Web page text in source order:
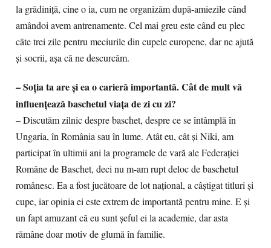
la grădiniță, cine o ia, cum ne organizăm după-amiezile când
amândoi avem antrenamente. Cel mai greu este când eu plec
câte trei zile pentru meciurile din cupele europene, dar ne ajută
și socrii, așa că ne descurcăm.
– Soția ta are și ea o carieră importantă. Cât de mult vă
influențează baschetul viața de zi cu zi?
– Discutăm zilnic despre baschet, despre ce se întâmplă în
Ungaria, în România sau în lume. Atât eu, cât și Niki, am
participat în ultimii ani la programele de vară ale Federației
Române de Baschet, deci nu m-am rupt deloc de baschetul
românesc. Ea a fost jucătoare de lot național, a câștigat titluri și
cupe, iar opinia ei este extrem de importantă pentru mine. E și
un fapt amuzant că eu sunt șeful ei la academie, dar asta
rămâne doar motiv de glumă în familie.